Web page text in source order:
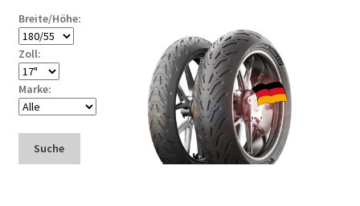
Breite/Höhe:
Zoll:
Marke:
Suche